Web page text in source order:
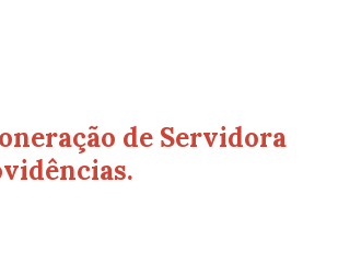
de Servidora